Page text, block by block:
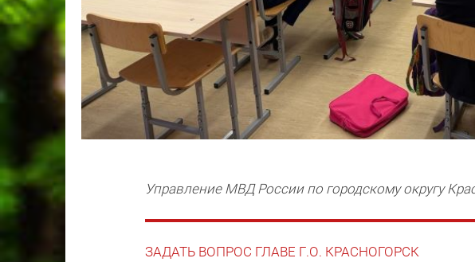
Управление МВД России по городскому округу
ЗАДАТЬ ВОПРОС ГЛАВЕ Г.О. КРАСНОГОРСК